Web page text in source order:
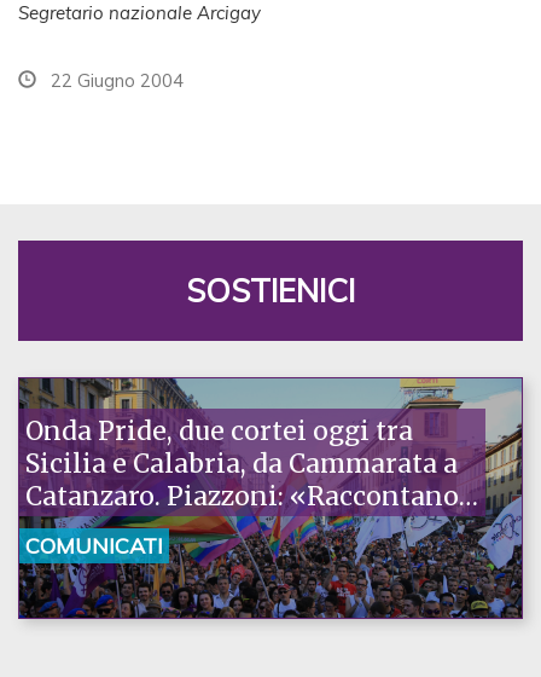
Segretario nazionale Arcigay
22 Giugno 2004
SOSTIENICI
Onda Pride, due cortei oggi tra
Sicilia e Calabria, da Cammarata a
Catanzaro. Piazzoni: «Raccontano
la nostra ostinazione»
COMUNICATI